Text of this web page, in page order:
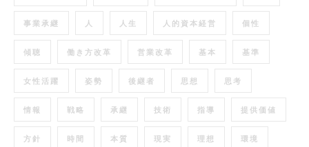
事業承継 人 人生 人的資本経営 個性
傾聴 働き方改革 営業改革 基本 基準
女性活躍 姿勢 後継者 思想 思考
情報 戦略 承継 技術 指導 提供価値
方針 時間 本質 現実 理想 環境